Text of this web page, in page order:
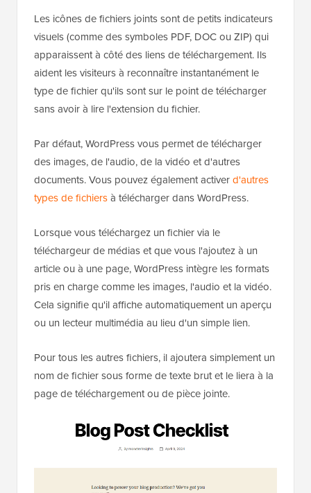
Les icônes de fichiers joints sont de petits indicateurs
visuels (comme des symboles PDF, DOC ou ZIP) qui
apparaissent à côté des liens de téléchargement. Ils
aident les visiteurs à reconnaître instantanément le
type de fichier qu'ils sont sur le point de télécharger
sans avoir à lire l'extension du fichier.
Par défaut, WordPress vous permet de télécharger
des images, de l'audio, de la vidéo et d'autres
documents. Vous pouvez également activerd'autres
types de fichiersà télécharger dans WordPress.
Lorsque vous téléchargez un fichier via le
téléchargeur de médias et que vous l'ajoutez à un
article ou à une page, WordPress intègre les formats
pris en charge comme les images, l'audio et la vidéo.
Cela signifie qu'il affiche automatiquement un aperçu
ou un lecteur multimédia au lieu d'un simple lien.
Pour tous les autres fichiers, il ajoutera simplement un
nom de fichier sous forme de texte brut et le liera à la
page de téléchargement ou de pièce jointe.